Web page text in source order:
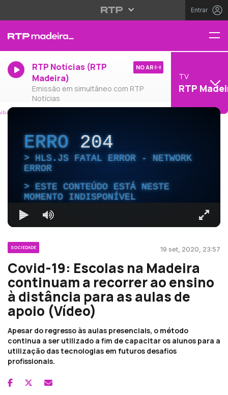
Entrar
RTP Notícias (RTP
Madeira)
Emissão em simultâneo com RTP
Notícias
NO AR
TV
RTP
ERRO204
HLS.JS FATAL ERROR - NETWORK
ERROR
ESTE CONTEÚDO ESTÁ NESTE
MOMENTO INDISPONÍVEL
SOCIEDADE 19 set, 2020, 23:57
Covid-19: Escolas na Madeira
continuam a recorrer ao ensino
à distância para as aulas de
apoio (Vídeo)
Apesar do regresso às aulas presenciais, o método
continua a ser utilizado a fim de capacitar os alunos para a
utilização das tecnologias em futuros desafios
profissionais.